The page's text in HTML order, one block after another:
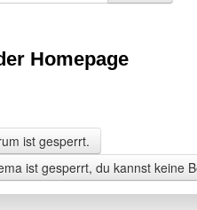
Homepage
ist gesperrt.
ist gesperrt, du kannst keine